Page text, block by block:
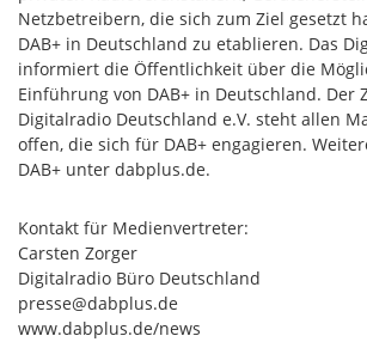
Netzbetreibern, die sich zum Ziel gesetzt
DAB+ in Deutschland zu etablieren. Das
informiert die Öffentlichkeit über die
Einführung von DAB+ in Deutschland. Der
Digitalradio Deutschland e.V. steht allen
offen, die sich für DAB+ engagieren.
DAB+ unter dabplus.de.
Kontakt für Medienvertreter:
Carsten Zorger
Digitalradio Büro Deutschland
presse@dabplus.de
www.dabplus.de/news